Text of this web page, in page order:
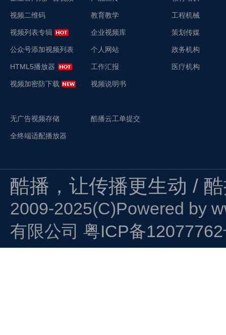
视频二维码
视频列表专辑
公众号添加视频列表
HTML5播放器
视频加密防下载
无广告视频存储
全终端适配播放器
教育教学
企业视频库
个人网站
工作汇报
视频说明书
酷播云工单提交
工程机械
策划传媒
政务机构
医疗机构
酷播，让传播更生动 /
2009-2025(C)Powered by
有限公司 粤ICP备